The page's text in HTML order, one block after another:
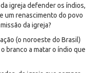
igreja defender os índios,
um renascimento do povo
da igreja?
(o noroeste do Brasil)
branco a matar o índio que